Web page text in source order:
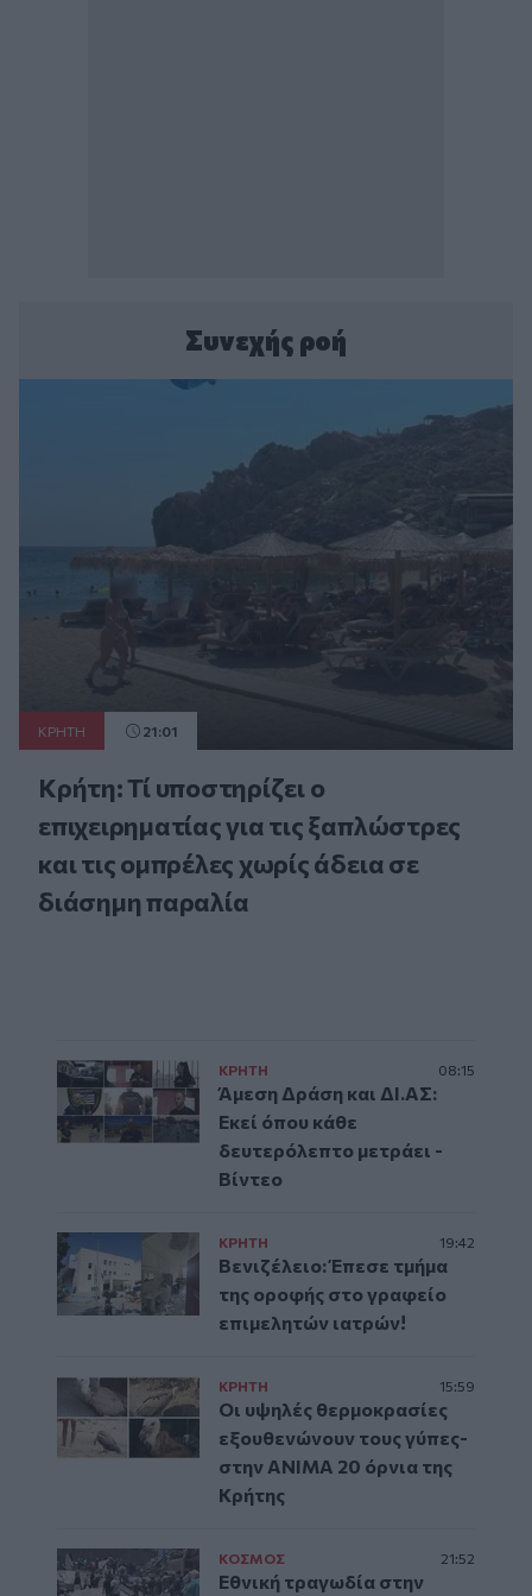
Συνεχής ροή
ΚΡΗΤΗ 21:01
Κρήτη: Τί υποστηρίζει ο
επιχειρηματίας για τις ξαπλώστρες
και τις ομπρέλες χωρίς άδεια σε
διάσημη παραλία
ΚΡΗΤΗ 08:15
Άμεση Δράση και ΔΙ.ΑΣ:
Εκεί όπου κάθε
δευτερόλεπτο μετράει -
Βίντεο
ΚΡΗΤΗ 19:42
Βενιζέλειο: Έπεσε τμήμα
της οροφής στο γραφείο
επιμελητών ιατρών!
ΚΡΗΤΗ 15:59
Οι υψηλές θερμοκρασίες
εξουθενώνουν τους γύπες-
στην ΑΝΙΜΑ 20 όρνια της
Κρήτης
ΚΟΣΜΟΣ 21:52
Εθνική τραγωδία στην